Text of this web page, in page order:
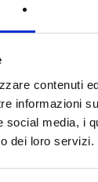
contenuti
informazioni
social media, i
dei loro servizi.
tutti i fori
di BASF e